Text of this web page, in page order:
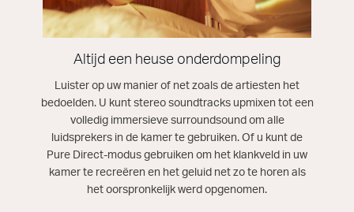
Altijd een heuse onderdompeling
Luister op uw manier of net zoals de artiesten het
bedoelden. U kunt stereo soundtracks upmixen tot een
volledig immersieve surroundsound om alle
luidsprekers in de kamer te gebruiken. Of u kunt de
Pure Direct-modus gebruiken om het klankveld in uw
kamer te recreëren en het geluid net zo te horen als
het oorspronkelijk werd opgenomen.